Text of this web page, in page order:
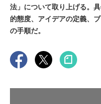
法」について取り上げる。
的態度、アイデアの定義、
の手順だ。